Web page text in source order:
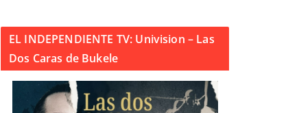
EL INDEPENDIENTE TV: Univision – Las
Dos Caras de Bukele